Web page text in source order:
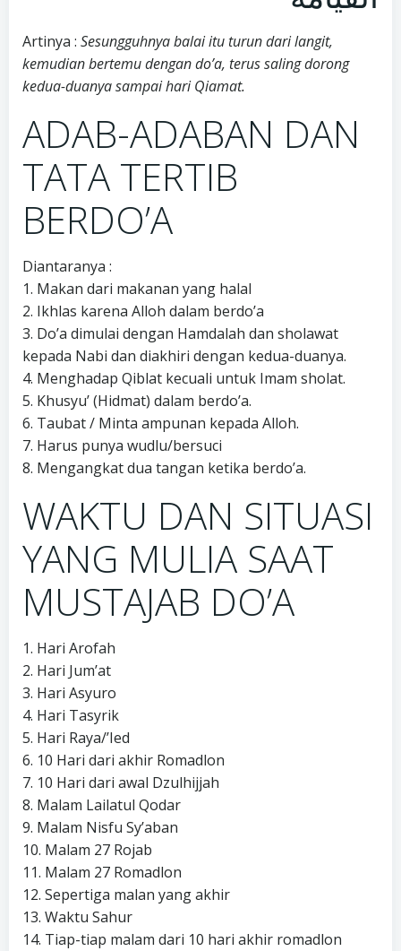
Artinya : Sesungguhnya balai itu turun dari langit,
kemudian bertemu dengan do’a, terus saling dorong
kedua-duanya sampai hari Qiamat.
ADAB-ADABAN DAN
TATA TERTIB
BERDO’A
Diantaranya :
1. Makan dari makanan yang halal
2. Ikhlas karena Alloh dalam berdo’a
3. Do’a dimulai dengan Hamdalah dan sholawat
kepada Nabi dan diakhiri dengan kedua-duanya.
4. Menghadap Qiblat kecuali untuk Imam sholat.
5. Khusyu’ (Hidmat) dalam berdo’a.
6. Taubat / Minta ampunan kepada Alloh.
7. Harus punya wudlu/bersuci
8. Mengangkat dua tangan ketika berdo’a.
WAKTU DAN SITUASI
YANG MULIA SAAT
MUSTAJAB DO’A
1. Hari Arofah
2. Hari Jum’at
3. Hari Asyuro
4. Hari Tasyrik
5. Hari Raya/’Ied
6. 10 Hari dari akhir Romadlon
7. 10 Hari dari awal Dzulhijjah
8. Malam Lailatul Qodar
9. Malam Nisfu Sy’aban
10. Malam 27 Rojab
11. Malam 27 Romadlon
12. Sepertiga malan yang akhir
13. Waktu Sahur
14. Tiap-tiap malam dari 10 hari akhir romadlon